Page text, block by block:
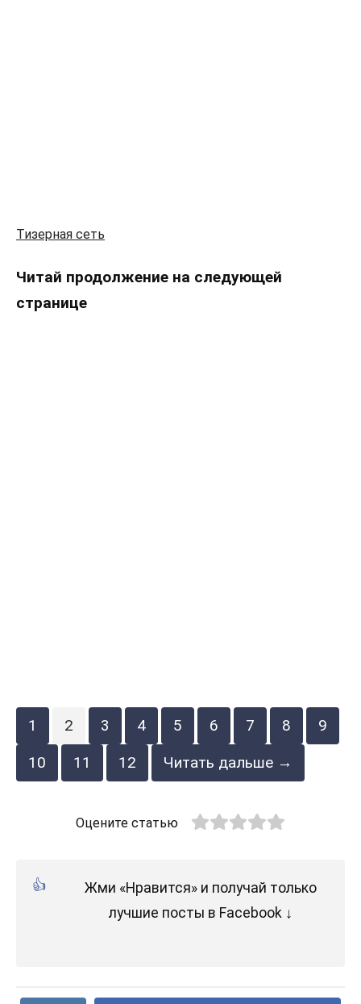
Тизерная сеть
Читай продолжение на следующей
странице
1 2 3 4 5 6 7 8
9
10
11 12 Читать дальше →
Оцените статью
Жми «Нравится» и получай только
лучшие посты в Facebook ↓